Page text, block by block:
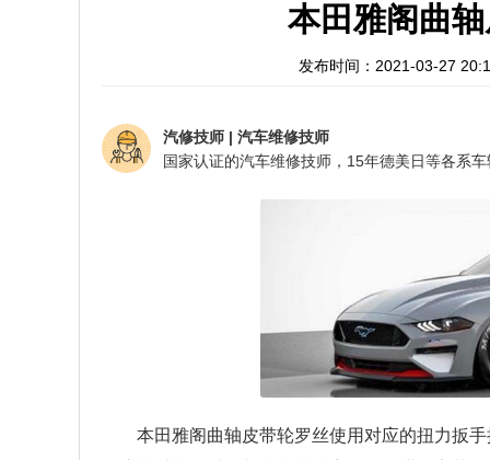
本田雅阁曲
发布时间：2021-03-27
汽修技师 | 汽车维修技师
本田雅阁曲轴皮带轮罗丝使用对应的扭力扳